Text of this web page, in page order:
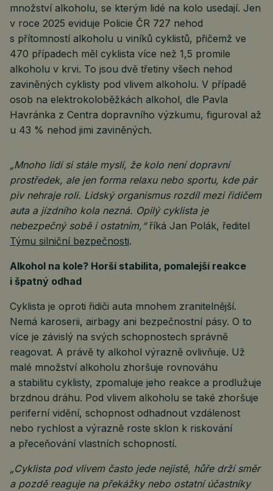
množství alkoholu, se kterým lidé na kolo usedají. Jen
v roce 2025 eviduje Policie ČR 727 nehod
s přítomností alkoholu u viníků cyklistů, přičemž ve
470 případech měl cyklista více než 1,5 promile
alkoholu v krvi. To jsou dvě třetiny všech nehod
zaviněných cyklisty pod vlivem alkoholu. V případě
osob na elektrokoloběžkách alkohol, dle Pavla
Havránka z Centra dopravního výzkumu, figuroval až
u 43 % nehod jimi zaviněných.
„Mnoho lidí si stále myslí, že kolo není dopravní
prostředek, ale jen forma relaxu nebo sportu, kde pár
piv nehraje roli. Lidský organismus rozdíl mezi řidičem
auta a jízdního kola nezná. Opilý cyklista je
nebezpečný sobě i ostatním,“říká Jan Polák, ředitel
Týmu silniční bezpečnosti.
Alkohol na kole? Horší stabilita, pomalejší reakce
i špatný odhad
Cyklista je oproti řidiči auta mnohem zranitelnější.
Nemá karoserii, airbagy ani bezpečnostní pásy. O to
více je závislý na svých schopnostech správně
reagovat. A právě ty alkohol výrazně ovlivňuje. Už
malé množství alkoholu zhoršuje rovnováhu
a stabilitu cyklisty, zpomaluje jeho reakce a prodlužuje
brzdnou dráhu. Pod vlivem alkoholu se také zhoršuje
periferní vidění, schopnost odhadnout vzdálenost
nebo rychlost a výrazně roste sklon k riskování
a přeceňování vlastních schopností.
„Cyklista pod vlivem často jede nejistě, hůře drží směr
a pozdě reaguje na překážky nebo ostatní účastníky